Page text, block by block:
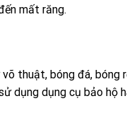
mất răng.
thuật, bóng đá, bóng
dụng dụng cụ bảo hộ